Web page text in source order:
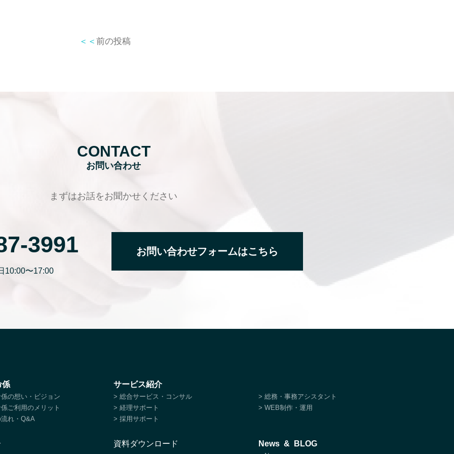
＜＜ 前の投稿
CONTACT
お問い合わせ
まずはお話をお聞かせください
3991
10:00〜17:00
お問い合わせフォームはこちら
係
の想い・ビジョン
ご利用のメリット
れ・Q&A
サービス紹介
> 総合サービス・コンサル
> 経理サポート
> 採用サポート
> 総務・事務アシスタント
> WEB制作・運用
資料ダウンロード News & BLOG